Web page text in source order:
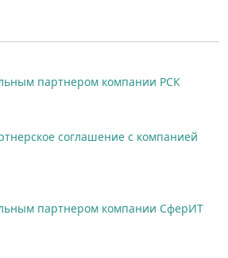
партнером компании РСК
соглашение с компанией
партнером компании СферИТ